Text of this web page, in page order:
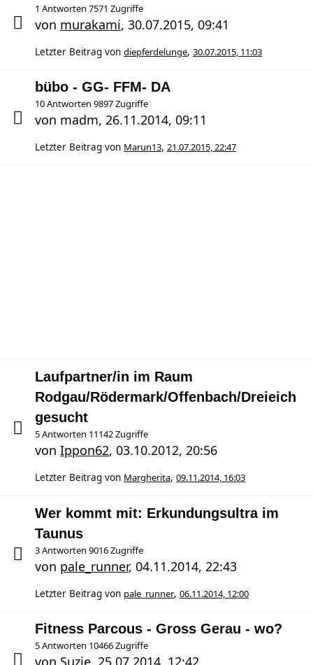
1 Antworten 7571 Zugriffe
von murakami, 30.07.2015, 09:41
Letzter Beitrag von diepferdelunge, 30.07.2015, 11:03
bübo - GG- FFM- DA
10 Antworten 9897 Zugriffe
von madm, 26.11.2014, 09:11
Letzter Beitrag von Marun13, 21.07.2015, 22:47
Laufpartner/in im Raum
Rodgau/Rödermark/Offenbach/Dreieich
gesucht
5 Antworten 11142 Zugriffe
von Ippon62, 03.10.2012, 20:56
Letzter Beitrag von Margherita, 09.11.2014, 16:03
Wer kommt mit: Erkundungsultra im
Taunus
3 Antworten 9016 Zugriffe
von pale_runner, 04.11.2014, 22:43
Letzter Beitrag von pale_runner, 06.11.2014, 12:00
Fitness Parcous - Gross Gerau - wo?
5 Antworten 10466 Zugriffe
von Suzie 25.07.2014, 12:42